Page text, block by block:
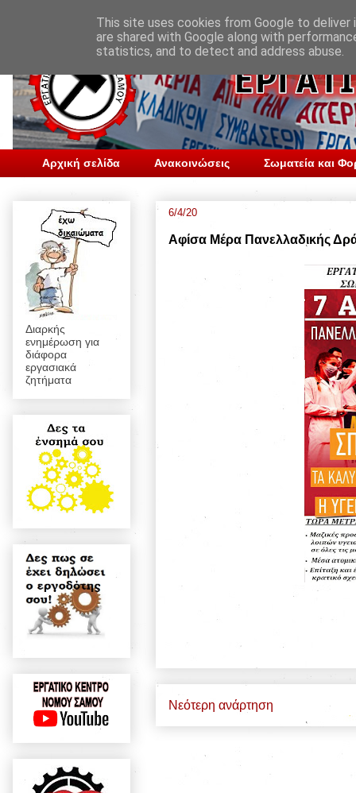
Αρχική σελίδα Ανακοινώσεις Σωματεία και
6/4/20
Αφίσα Μέρα Πανελλαδικής
Νεότερη ανάρτηση
Διαρκής
ενημέρωση για
διάφορα
εργασιακά
ζητήματα
This site uses cookies from Google to
are shared with Google along with
statistics, and to detect and address abuse.